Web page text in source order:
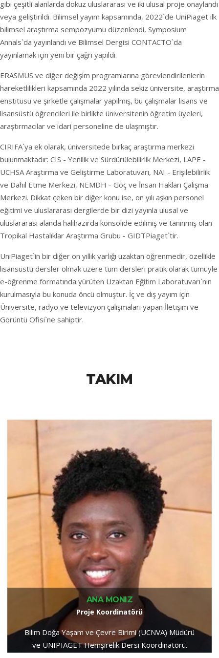
gibi çeşitli alanlarda dokuz uluslararası ve iki ulusal proje onaylandı
veya geliştirildi. Bilimsel yayım kapsamında, 2022`de UniPiaget ilk
bilimsel araştırma sempozyumu düzenlendi, Symposium
Annals`da yayınlandı ve Bilimsel Dergisi CONTACTO`da
yayınlamak için yeni bir çağrı yapıldı.
ERASMUS ve diğer değişim programlarına görevlendirilenlerin
hareketlilikleri kapsamında 2022 yılında sekiz üniversite, araştırma
enstitüsü ve şirketle çalışmalar yapılmış, bu çalışmalar lisans ve
lisansüstü öğrencileri ile birlikte üniversitenin öğretim üyeleri,
araştırmacılar ve idari personeline de ulaşmıştır.
CIRIFA`ya ek olarak, üniversitede birkaç araştırma merkezi
bulunmaktadır: CIS - Yenilik ve Sürdürülebilirlik Merkezi, LAPE -
UCHSA Araştırma ve Geliştirme Laboratuvarı, NAI - Erişilebilirlik
ve Dahil Etme Merkezi, NEMDH - Göç ve İnsan Hakları Çalışma
Merkezi. Dikkat çeken bir diğer konu ise, on yılı aşkın personel
eğitimi ve uluslararası dergilerde bir dizi yayınla ulusal ve
uluslararası alanda halihazırda konsolide edilmiş ve tanınmış olan
Tropikal Hastalıklar Araştırma Grubu - GIDTPiaget`tir.
UniPiaget`in bir diğer on yıllık varlığı uzaktan öğrenmedir, özellikle
lisansüstü dersler olmak üzere tüm dersleri pratik olarak tümüyle
e-öğrenme formatında yürüten Uzaktan Eğitim Laboratuvarı`nın
kurulmasıyla bu konuda öncü olmuştur. İç ve dış yayım için
Üniversite, radyo ve televizyon çalışmaları yapan İletişim ve
Görüntü Ofisi`ne sahiptir.
TAKIM
ANA MONIZ
Proje Koordinatörü
Bilim Doğa Yaşam ve Çevre Birimi (UCNVA) Müdürü
ve UNIPIAGET Hemşirelik Dersi Koordinatörü.